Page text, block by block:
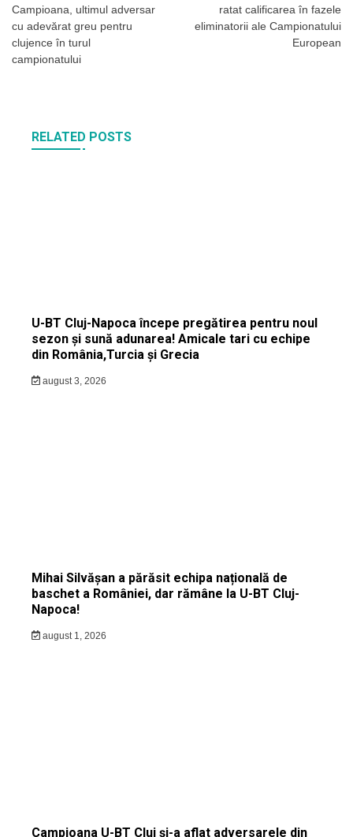
articole
Campioana, ultimul adversar
cu adevărat greu pentru
clujence în turul
campionatului
ratat calificarea în fazele
eliminatorii ale Campionatului
European
RELATED POSTS
U-BT Cluj-Napoca începe pregătirea pentru noul
sezon și sună adunarea! Amicale tari cu echipe
din România,Turcia și Grecia
august 3, 2026
Mihai Silvășan a părăsit echipa națională de
baschet a României, dar rămâne la U-BT Cluj-
Napoca!
august 1, 2026
Campioana U-BT Cluj și-a aflat adversarele din